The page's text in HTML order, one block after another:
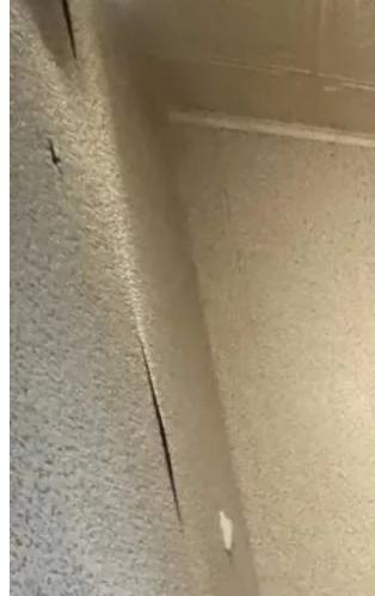
Избранное
Сохраняйте интересные
вернуться к ним позже.
Перейти в избранное